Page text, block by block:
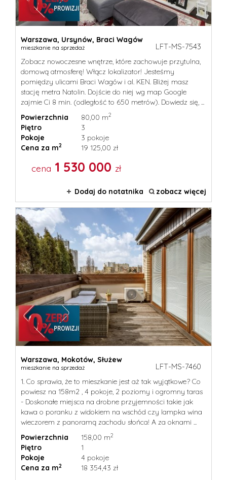
Warszawa, Ursynów, Braci Wagów
mieszkanie na sprzedaż LFT-MS-7543
Zobacz nowoczesne wnętrze, które zachowuje przytulna,
domową atmosferę! Włącz lokalizator! Jesteśmy
pomiędzy ulicami Braci Wagów i al. KEN. Bliżej masz
stację metra Natolin. Dojście do niej wg map Google
zajmie Ci 8 min. (odległość to 650 metrów). Dowiedz się, ...
Powierzchnia
80,00 m2
Piętro
3
Pokoje
3 pokoje
Cena za m2 19 125,00 zł
cena 1 530 000 zł
Dodaj do notatnika zobacz więcej
Warszawa, Mokotów, Służew
mieszkanie na sprzedaż LFT-MS-7460
1. Co sprawia, że to mieszkanie jest aż tak wyjątkowe? Co
powiesz na 158m2 , 4 pokoje, 2 poziomy i ogromny taras
- Doskonałe miejsca na drobne przyjemności takie jak
kawa o poranku z widokiem na wschód czy lampka wina
wieczorem z panoramą zachodu słońca! A za oknami ...
Powierzchnia
158,00 m2
Piętro
1
Pokoje
4 pokoje
Cena za m2 18 354,43 zł